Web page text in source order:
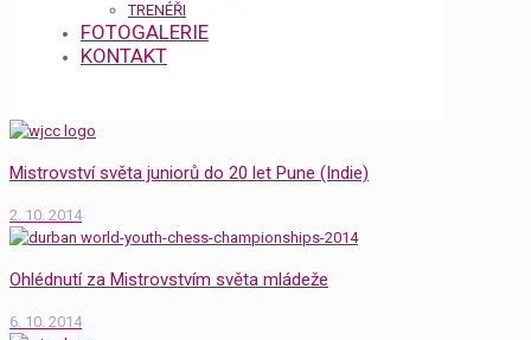
TRENÉŘI
FOTOGALERIE
KONTAKT
Mistrovství světa juniorů do 20 let Pune (Indie)
2. 10. 2014
Ohlédnutí za Mistrovstvím světa mládeže
6. 10. 2014